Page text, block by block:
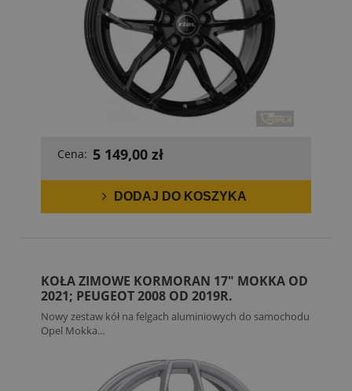
Cena: 5 149,00 zł
DODAJ DO KOSZYKA
KOŁA ZIMOWE KORMORAN 17" MOKKA OD
2021; PEUGEOT 2008 OD 2019R.
Nowy zestaw kół na felgach aluminiowych do samochodu
Opel Mokka...